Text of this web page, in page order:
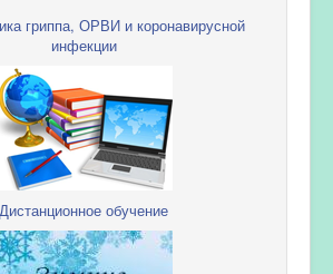
гриппа, ОРВИ и коронавирусной
инфекции
Дистанционное обучение